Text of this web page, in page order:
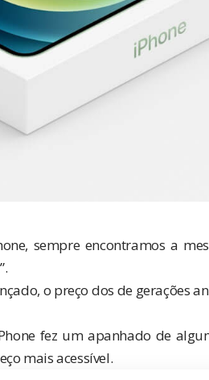
sempre encontramos a
”.
o preço dos de gerações
fez um apanhado de
mais acessível.